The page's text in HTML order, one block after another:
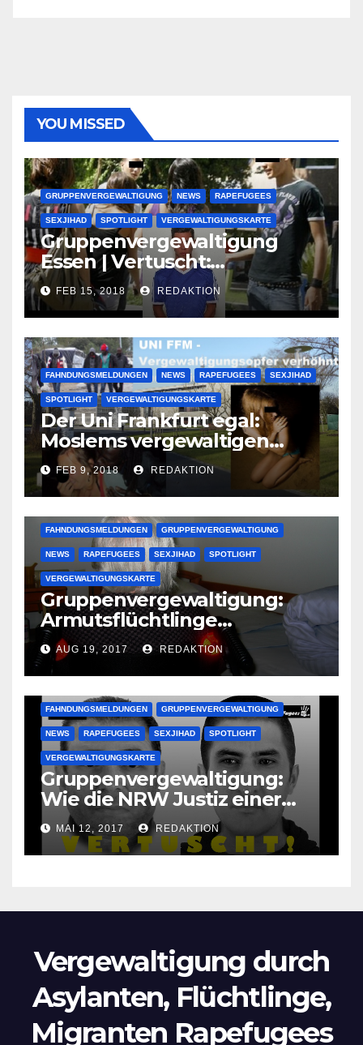
YOU MISSED
GRUPPENVERGEWALTIGUNG NEWS RAPEFUGEES
SEXJIHAD SPOTLIGHT VERGEWALTIGUNGSKARTE
Gruppenvergewaltigung
Essen | Vertuscht:
Lauenburger Gang ist ein
großer Muslimclan
FEB 15, 2018 REDAKTION
FAHNDUNGSMELDUNGEN NEWS RAPEFUGEES SEXJIHAD
SPOTLIGHT VERGEWALTIGUNGSKARTE
Der Uni Frankfurt egal:
Moslems vergewaltigen
deutsche Studentinnen auf
Uni-Campus
FEB 9, 2018 REDAKTION
FAHNDUNGSMELDUNGEN GRUPPENVERGEWALTIGUNG
NEWS RAPEFUGEES SEXJIHAD SPOTLIGHT
VERGEWALTIGUNGSKARTE
Gruppenvergewaltigung:
Armutsflüchtlinge
vergewaltigen bettlägerige
Oma im Schlaf
krankenhausreif
AUG 19, 2017 REDAKTION
FAHNDUNGSMELDUNGEN GRUPPENVERGEWALTIGUNG
NEWS RAPEFUGEES SEXJIHAD SPOTLIGHT
VERGEWALTIGUNGSKARTE
Gruppenvergewaltigung:
Wie die NRW Justiz einer
Lokalzeitung verbietet diese
Bilder zu veröffentlichen
MAI 12, 2017 REDAKTION
Vergewaltigung durch
Asylanten, Flüchtlinge,
Migranten Rapefugees